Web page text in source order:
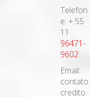
Telefon
e: + 55
11
96471-
9602
Email:
contato.
credito